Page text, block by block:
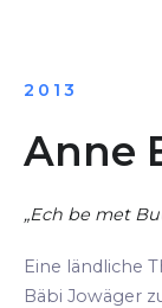
2013
Anne
„Ech be met
Eine ländliche
Bäbi Jowäger